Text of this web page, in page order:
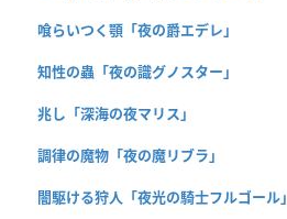
喰らいつく顎「夜の爵エデレ」
知性の蟲「夜の識グノスター」
兆し「深海の夜マリス」
調律の魔物「夜の魔リブラ」
闇駆ける狩人「夜光の騎士フルゴール」